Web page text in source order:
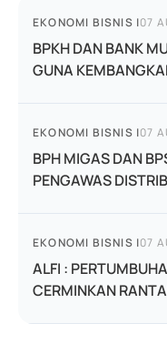
EKONOMI BISNIS |07
BPKH DAN BANK
GUNA
EKONOMI BISNIS |07
BPH MIGAS DAN
PENGAWAS
EKONOMI BISNIS |07
ALFI :
CERMINKAN